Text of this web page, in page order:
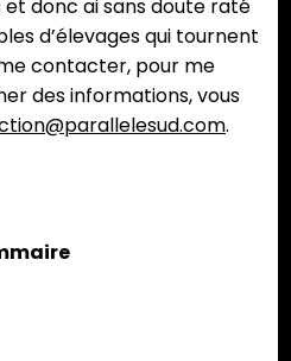
et donc ai sans doute raté
d’élevages qui tournent
contacter, pour me
des informations, vous
.